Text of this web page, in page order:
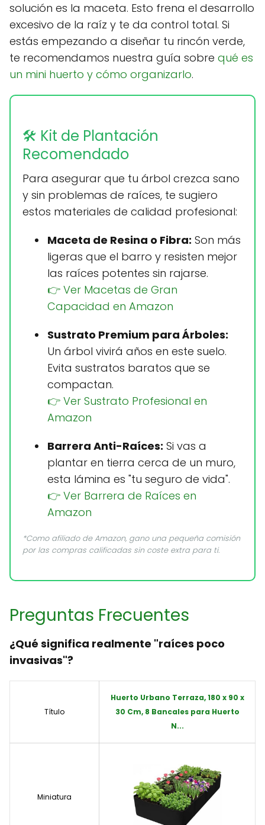
solución es la maceta. Esto frena el desarrollo
excesivo de la raíz y te da control total. Si
estás empezando a diseñar tu rincón verde,
te recomendamos nuestra guía sobre qué es
un mini huerto y cómo organizarlo.
🛠️ Kit de Plantación
Recomendado
Para asegurar que tu árbol crezca sano
y sin problemas de raíces, te sugiero
estos materiales de calidad profesional:
Maceta de Resina o Fibra: Son más
ligeras que el barro y resisten mejor
las raíces potentes sin rajarse.
👉 Ver Macetas de Gran
Capacidad en Amazon
Sustrato Premium para Árboles:
Un árbol vivirá años en este suelo.
Evita sustratos baratos que se
compactan.
👉 Ver Sustrato Profesional en
Amazon
Barrera Anti-Raíces: Si vas a
plantar en tierra cerca de un muro,
esta lámina es "tu seguro de vida".
👉 Ver Barrera de Raíces en
Amazon
*Como afiliado de Amazon, gano una pequeña comisión
por las compras calificadas sin coste extra para ti.
Preguntas Frecuentes
¿Qué significa realmente "raíces poco
invasivas"?
Título
Huerto Urbano Terraza, 180 x 90 x
30 Cm, 8 Bancales para Huerto
N...
Miniatura